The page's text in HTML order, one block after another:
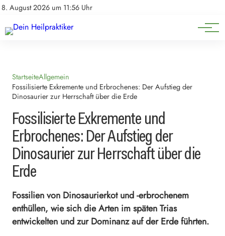
8. August 2026 um 11:56 Uhr
Impressum
Natürliche Medizin
Heilpflanzen & Kräuterkunde
StartseiteAllgemein
Fossilisierte Exkremente und Erbrochenes: Der Aufstieg der
Dinosaurier zur Herrschaft über die Erde
Fossilisierte Exkremente und
Erbrochenes: Der Aufstieg der
Dinosaurier zur Herrschaft über die
Erde
Fossilien von Dinosaurierkot und -erbrochenem
enthüllen, wie sich die Arten im späten Trias
entwickelten und zur Dominanz auf der Erde führten.